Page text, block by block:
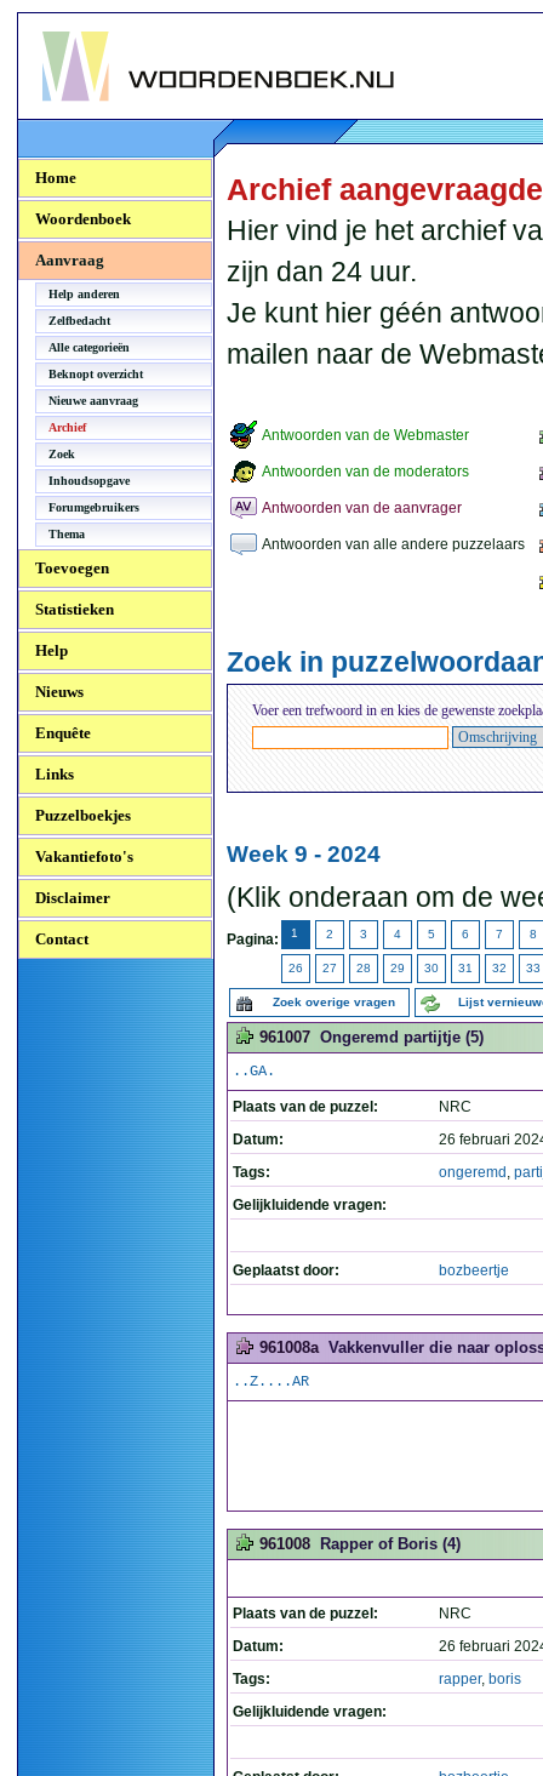
Woordenboek.NU
Home
Woordenboek
Aanvraag
Help anderen
Zelfbedacht
Alle categorieën
Beknopt overzicht
Nieuwe aanvraag
Archief
Zoek
Inhoudsopgave
Forumgebruikers
Thema
Toevoegen
Statistieken
Help
Nieuws
Enquête
Links
Puzzelboekjes
Vakantiefoto's
Disclaimer
Contact
Archief
Hier vind je het archief
zijn dan 24 uur.
Je kunt hier géén
mailen naar de
Antwoorden van de Webmaster
Antwoorden van de moderators
Antwoorden van de aanvrager
Antwoorden van alle andere puzzelaars
Zoek in
Voer een trefwoord in en kies de gewenste
Week 9 - 2024
(Klik onderaan om de
Pagina: 1 2 3 4 5 6 7 8
26 27 28 29 30 31 32 33
Zoek overige vragen Lijst
961007 Ongeremd partijtje (5)
..GA.
Plaats van de puzzel:
NRC
Datum:
26 februari
Tags:
ongeremd ,
Gelijkluidende vragen:
Geplaatst door: bozbeertje
961008a Vakkenvuller die naar
..Z....AR
961008 Rapper of Boris (4)
Plaats van de puzzel:
NRC
Datum:
26 februari
Tags:
rapper, boris
Gelijkluidende vragen: